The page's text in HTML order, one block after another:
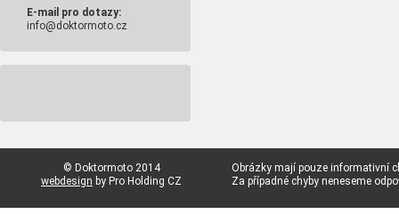
E-mail pro dotazy:
info@doktormoto.cz
© Doktormoto 2014
webdesign by Pro Holding CZ
Obrázky mají pouze informativní
Za případné chyby neneseme